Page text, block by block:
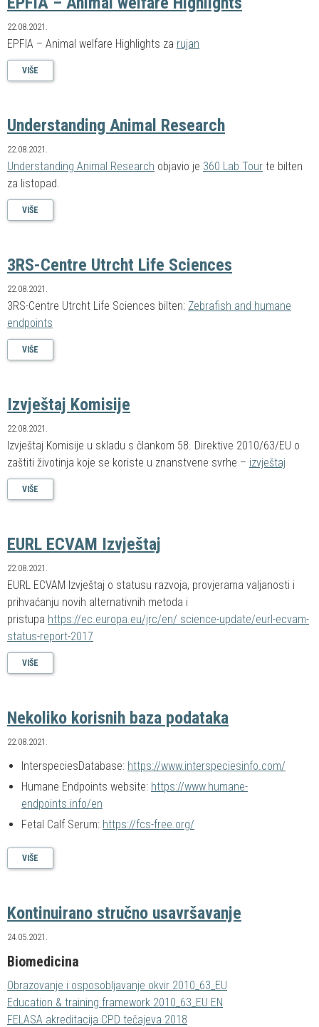
22.08.2021.
EPFIA – Animal welfare Highlights za rujan
VIŠE
Understanding Animal Research
22.08.2021.
Understanding Animal Research objavio je 360 Lab Tour te bilten
za listopad.
VIŠE
3RS-Centre Utrcht Life Sciences
22.08.2021.
3RS-Centre Utrcht Life Sciences bilten: Zebrafish and humane
endpoints
VIŠE
Izvještaj Komisije
22.08.2021.
Izvještaj Komisije u skladu s člankom 58. Direktive 2010/63/EU o
zaštiti životinja koje se koriste u znanstvene svrhe – izvještaj
VIŠE
EURL ECVAM Izvještaj
22.08.2021.
EURL ECVAM Izvještaj o statusu razvoja, provjerama valjanosti i
prihvaćanju novih alternativnih metoda i
pristupa https://ec.europa.eu/jrc/en/ science-update/eurl-ecvam-
status-report-2017
VIŠE
Nekoliko korisnih baza podataka
22.08.2021.
InterspeciesDatabase: https://www.interspeciesinfo.com/
Humane Endpoints website: https://www.humane-
endpoints.info/en
Fetal Calf Serum: https://fcs-free.org/
VIŠE
Kontinuirano stručno usavršavanje
24.05.2021.
Biomedicina
Obrazovanje i osposobljavanje okvir 2010_63_EU
Education & training framework 2010_63_EU EN
FELASA akreditacija CPD tečajeva 2018